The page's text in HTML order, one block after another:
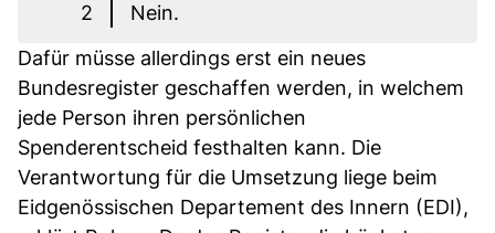
2
Nein.
Dafür müsse allerdings erst ein neues
Bundesregister geschaffen werden, in welchem
jede Person ihren persönlichen
Spenderentscheid festhalten kann. Die
Verantwortung für die Umsetzung liege beim
Eidgenössischen Departement des Innern (EDI),